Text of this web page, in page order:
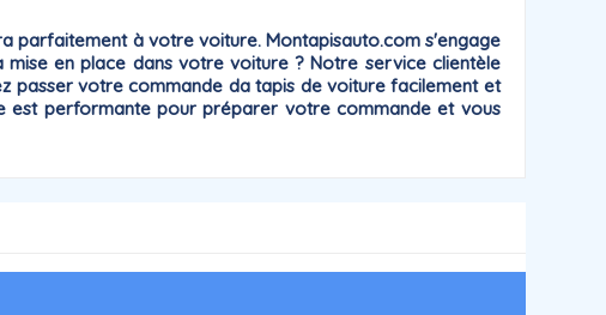
parfaitement à votre voiture. Montapisauto.com s'engage
en place dans votre voiture ? Notre service clientèle
passer votre commande da tapis de voiture facilement et
est performante pour préparer votre commande et vous